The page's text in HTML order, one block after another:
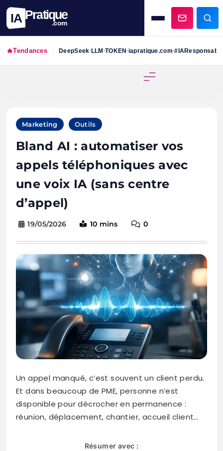
IA Pratique
.com
🔥Tendances DeepSeek•LLM•TOKEN•iapratique.com•#IAResponsable
Marketing Outils
Bland AI : automatiser vos
appels téléphoniques avec
une voix IA (sans centre
d’appel)
19/05/2026 10 mins 0
Un appel manqué, c’est souvent un client perdu.
Et dans beaucoup de PME, personne n’est
disponible pour décrocher en permanence :
réunion, déplacement, chantier, accueil client…
Résumer avec :